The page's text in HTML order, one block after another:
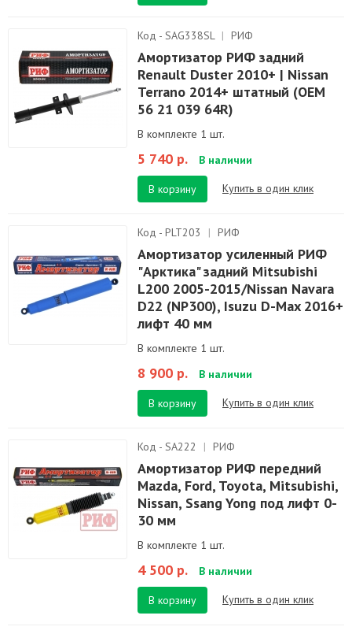
Код - SAG338SL | РИФ
Амортизатор РИФ задний
Renault Duster 2010+ | Nissan
Terrano 2014+ штатный (OEM
56 21 039 64R)
В комплекте 1 шт.
5 740 р. В наличии
В корзину Купить в один клик
Код - PLT203 | РИФ
Амортизатор усиленный РИФ
"Арктика" задний Mitsubishi
L200 2005-2015/Nissan Navara
D22 (NP300), Isuzu D-Max 2016+
лифт 40 мм
В комплекте 1 шт.
8 900 р. В наличии
В корзину Купить в один клик
Код - SA222 | РИФ
Амортизатор РИФ передний
Mazda, Ford, Toyota, Mitsubishi,
Nissan, Ssang Yong под лифт 0-
30 мм
В комплекте 1 шт.
4 500 р. В наличии
В корзину Купить в один клик